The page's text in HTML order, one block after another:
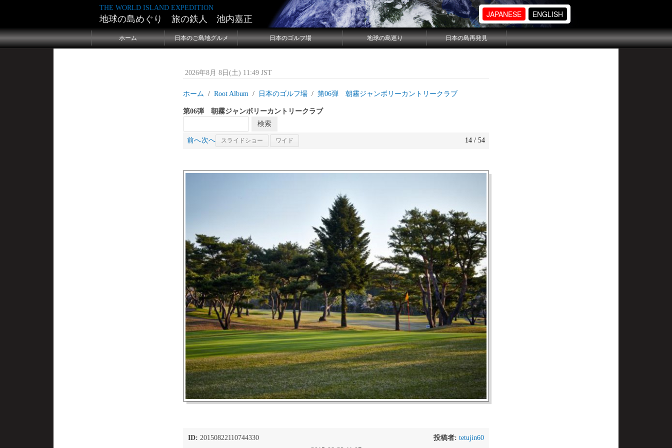
THE WORLD ISLAND EXPEDITION
地球の島めぐり 旅の鉄人 池内嘉正 JAPANESE ENGLISH
ホーム 日本のご島地グルメ 日本のゴルフ場 地球の島巡り 日本の島再発見
2026年8月 8日(土) 11:49 JST
ホーム Root Album 日本のゴルフ場 第06弾 朝霧ジャンボリーカントリークラブ
第06弾 朝霧ジャンボリーカントリークラブ
前へ次へ スライドショー ワイド 14 / 54
ID: 20150822110744330 投稿者: tetujin60